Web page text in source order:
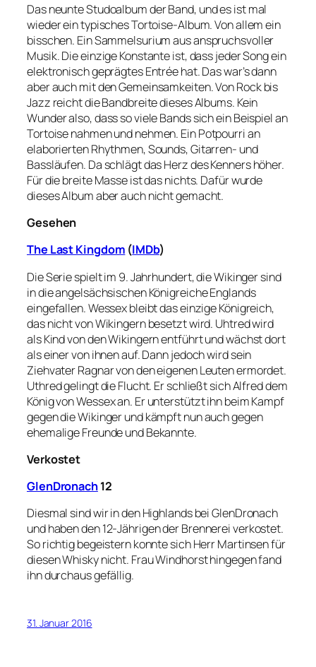
Das neunte Studoalbum der Band, und es ist mal
wieder ein typisches Tortoise-Album. Von allem ein
bisschen. Ein Sammelsurium aus anspruchsvoller
Musik. Die einzige Konstante ist, dass jeder Song ein
elektronisch geprägtes Entrée hat. Das war’s dann
aber auch mit den Gemeinsamkeiten. Von Rock bis
Jazz reicht die Bandbreite dieses Albums. Kein
Wunder also, dass so viele Bands sich ein Beispiel an
Tortoise nahmen und nehmen. Ein Potpourri an
elaborierten Rhythmen, Sounds, Gitarren- und
Bassläufen. Da schlägt das Herz des Kenners höher.
Für die breite Masse ist das nichts. Dafür wurde
dieses Album aber auch nicht gemacht.
Gesehen
The Last Kingdom (IMDb)
Die Serie spielt im 9. Jahrhundert, die Wikinger sind
in die angelsächsischen Königreiche Englands
eingefallen. Wessex bleibt das einzige Königreich,
das nicht von Wikingern besetzt wird. Uhtred wird
als Kind von den Wikingern entführt und wächst dort
als einer von ihnen auf. Dann jedoch wird sein
Ziehvater Ragnar von den eigenen Leuten ermordet.
Uthred gelingt die Flucht. Er schließt sich Alfred dem
König von Wessex an. Er unterstützt ihn beim Kampf
gegen die Wikinger und kämpft nun auch gegen
ehemalige Freunde und Bekannte.
Verkostet
GlenDronach12
Diesmal sind wir in den Highlands bei GlenDronach
und haben den 12-Jährigen der Brennerei verkostet.
So richtig begeistern konnte sich Herr Martinsen für
diesen Whisky nicht. Frau Windhorst hingegen fand
ihn durchaus gefällig.
31. Januar 2016